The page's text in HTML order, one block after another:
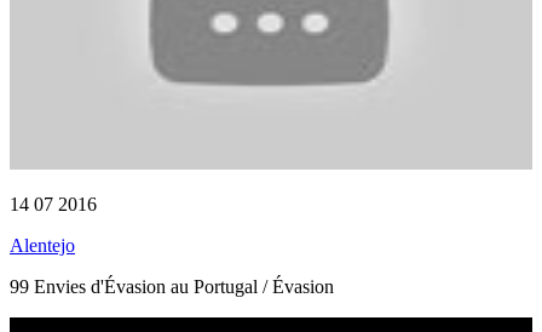
14 07 2016
Alentejo
99 Envies d'Évasion au Portugal / Évasion